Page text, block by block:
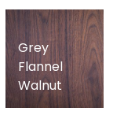
Grey
Flannel
Walnut